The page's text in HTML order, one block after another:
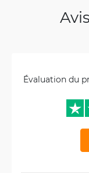
Évaluation du